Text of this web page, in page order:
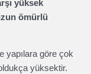
yüksek
ömürlü
yapılara göre çok
yüksektir.